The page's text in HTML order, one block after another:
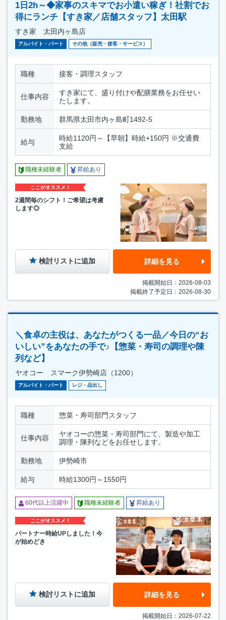
1日2h～◆家事のスキマでお小遣い稼ぎ！社割でお
得にランチ【すき家／店舗スタッフ】太田駅
すき家 太田内ヶ島店
アルバイト・パート その他（販売・接客・サービス）
職種 接客・調理スタッフ
仕事内容
すき家にて、盛り付けや配膳業務をお任せい
たします。
勤務地 群馬県太田市内ヶ島町1492-5
給与
時給1120円～【早朝】時給+150円 ※交通費
支給
職種未経験者 昇給あり
ここがオススメ！
2週間毎のシフト！ご希望は考慮
します◎
検討リストに追加 詳細を見る
掲載開始日：2026-08-03
掲載終了予定日：2026-08-30
＼食卓の主役は、あなたがつくる一品／今日の“お
いしい”をあなたの手で♪【惣菜・寿司の調理や陳
列など】
ヤオコー スマーク伊勢崎店（1200）
アルバイト・パート レジ・品出し
職種 惣菜・寿司部門スタッフ
仕事内容
ヤオコーの惣菜・寿司部門にて、製造や加工
調理・陳列などをお任せします。
勤務地 伊勢崎市
給与 時給1300円～1550円
60代以上活躍中 職種未経験者 昇給あり
ここがオススメ！
パートナー時給UPしました！今
が始めどき
検討リストに追加 詳細を見る
掲載開始日：2026-07-22